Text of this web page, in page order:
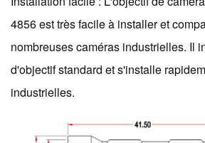
4856 est très facile à installer et
nombreuses caméras industrielles. Il
d'objectif standard et s'installe
industrielles.